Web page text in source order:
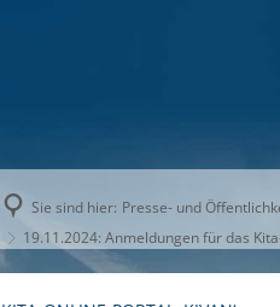
Sie sind hier: Presse- und
19.11.2024: Anmeldungen für das